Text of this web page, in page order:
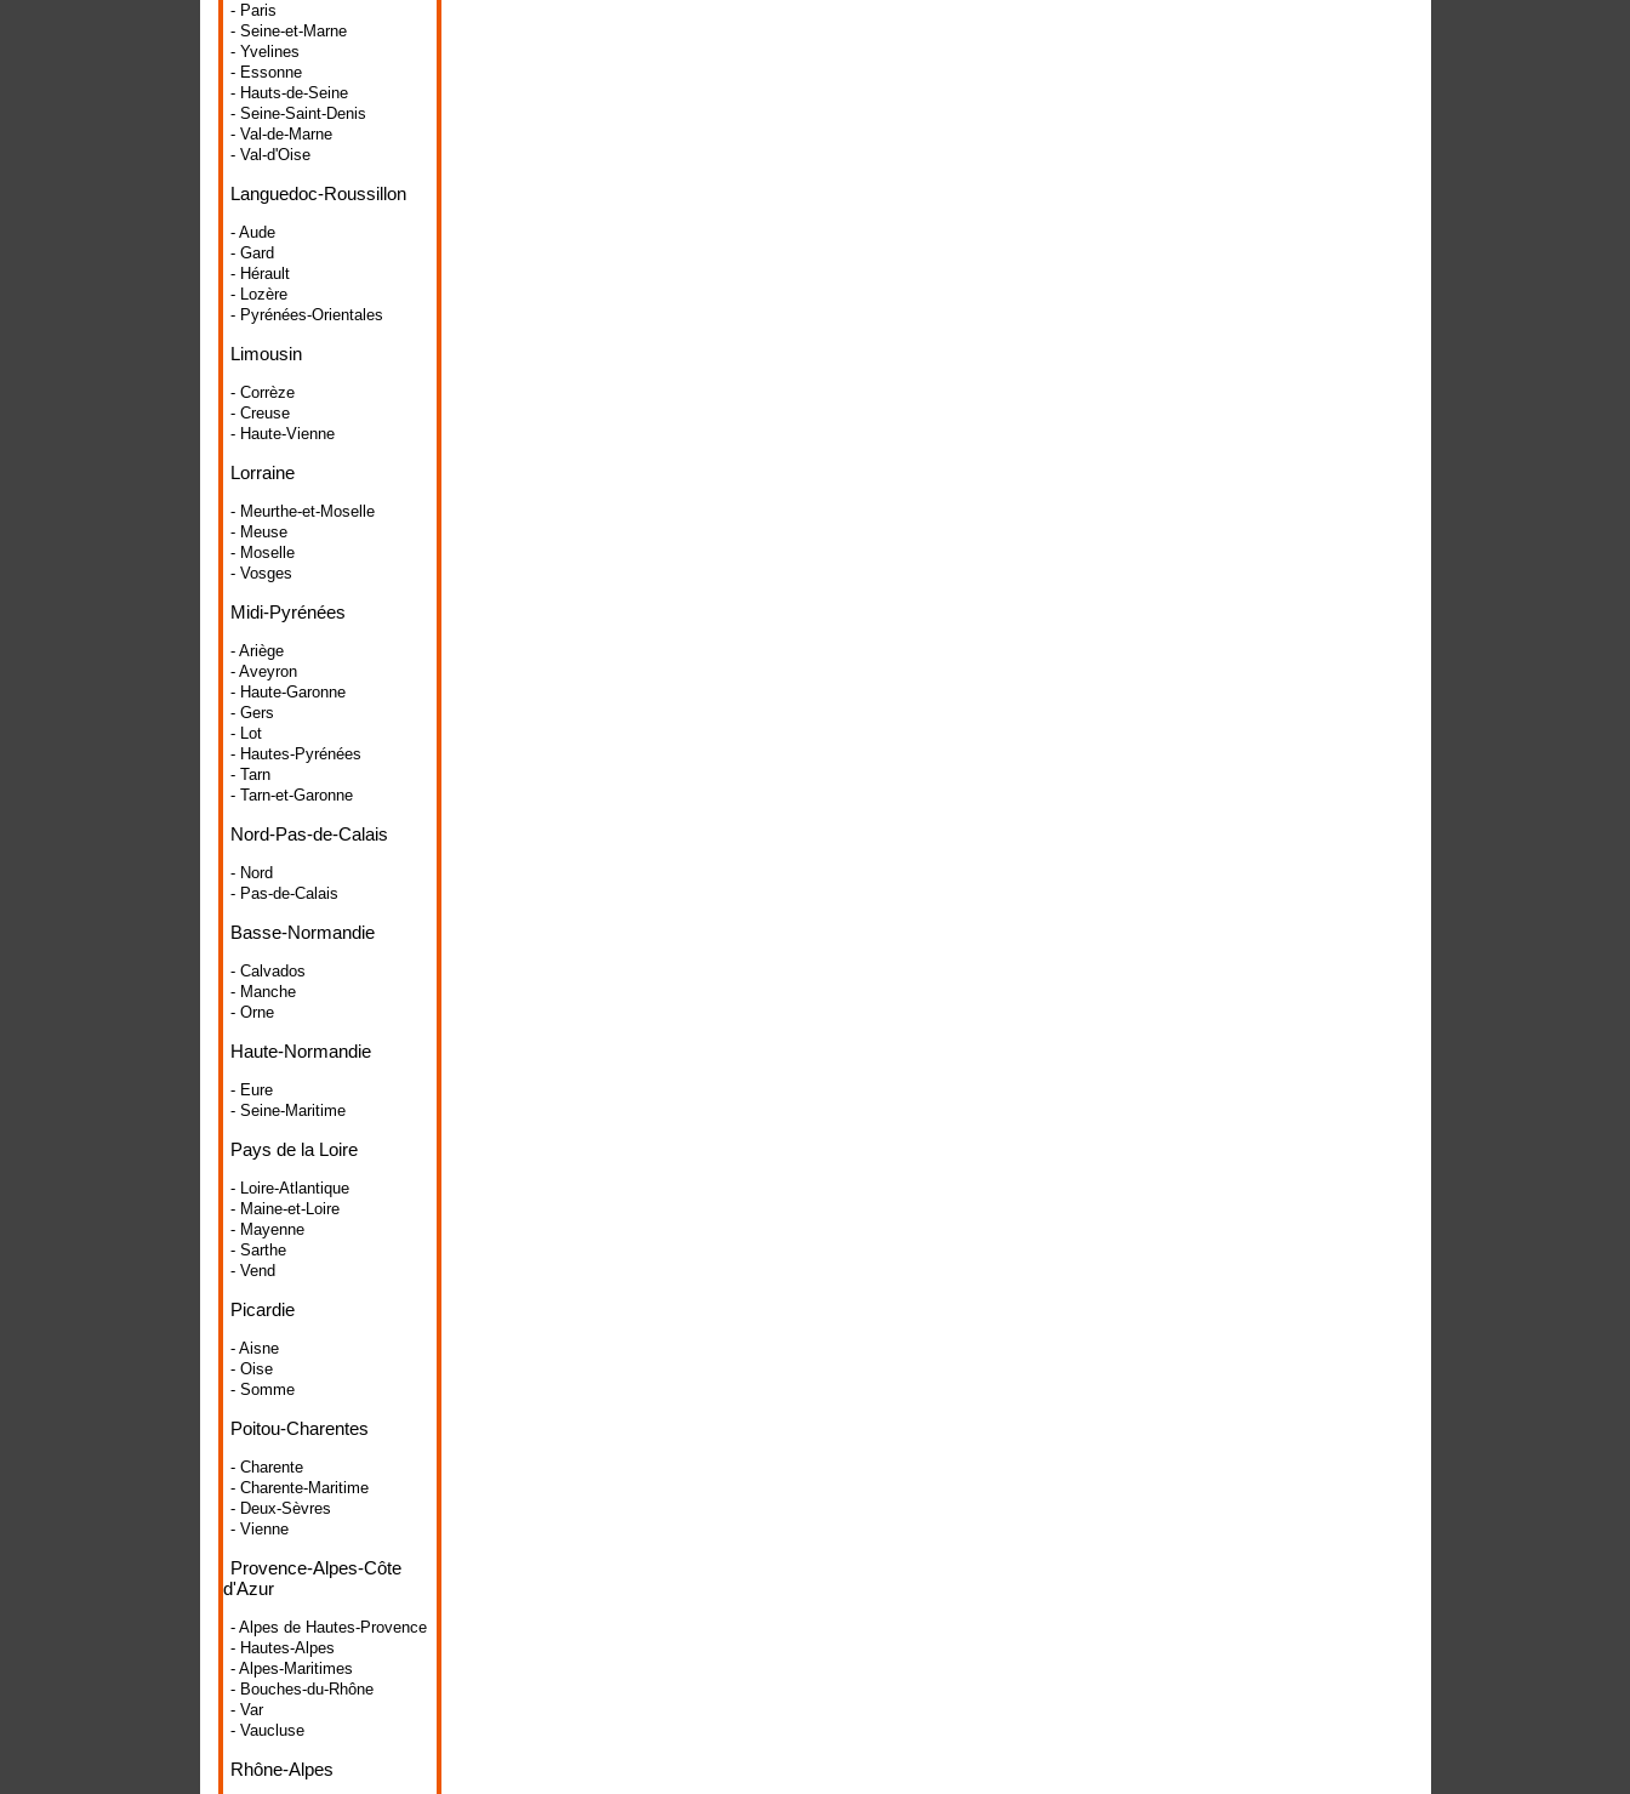
- Paris
- Seine-et-Marne
- Yvelines
- Essonne
- Hauts-de-Seine
- Seine-Saint-Denis
- Val-de-Marne
- Val-d'Oise
Languedoc-Roussillon
- Aude
- Gard
- Hérault
- Lozère
- Pyrénées-Orientales
Limousin
- Corrèze
- Creuse
- Haute-Vienne
Lorraine
- Meurthe-et-Moselle
- Meuse
- Moselle
- Vosges
Midi-Pyrénées
- Ariège
- Aveyron
- Haute-Garonne
- Gers
- Lot
- Hautes-Pyrénées
- Tarn
- Tarn-et-Garonne
Nord-Pas-de-Calais
- Nord
- Pas-de-Calais
Basse-Normandie
- Calvados
- Manche
- Orne
Haute-Normandie
- Eure
- Seine-Maritime
Pays de la Loire
- Loire-Atlantique
- Maine-et-Loire
- Mayenne
- Sarthe
- Vend
Picardie
- Aisne
- Oise
- Somme
Poitou-Charentes
- Charente
- Charente-Maritime
- Deux-Sèvres
- Vienne
Provence-Alpes-Côte
d'Azur
- Alpes de Hautes-Provence
- Hautes-Alpes
- Alpes-Maritimes
- Bouches-du-Rhône
- Var
- Vaucluse
Rhône-Alpes